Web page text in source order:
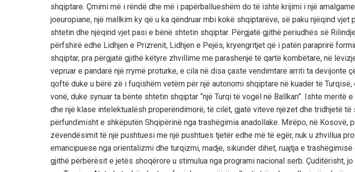
shqiptare. Çmimi më i rëndë dhe më i papërballueshëm do të ishte krijimi i një
joeuropiane, një mallkim ky që u ka qëndruar mbi kokë shqiptarëve, së paku njëqind vjet
shtetin dhe njëqind vjet pasi e bënë shtetin shqiptar. Përgjatë gjithë periudhës së
përfshirë edhe Lidhjen e Prizrenit, Lidhjen e Pejës, kryengritjet që i patën paraprirë
shqiptar, pra përgjatë gjithë këtyre zhvillime me parashenjë të qartë kombëtare, në
vepruar e pandarë një rrymë proturke, e cila në disa çaste vendimtare arriti ta devijonte
qoftë duke u bërë zë i fuqishëm vetëm për një autonomi shqiptare në kuadër të
vonë, duke synuar ta bënte shtetin shqiptar “një Turqi të vogël në Ballkan”. Ishte meritë
dhe një klase intelektualësh properëndimorë, të cilët, gjatë viteve njëzet dhe tridhjetë të
përfundimisht e shkëputën Shqipërinë nga trashëgimia anadollake. Mirëpo, në Kosovë,
zëvendësimit të një pushtuesi me një pushtues tjetër edhe më të egër, nuk u zhvillua
emancipuese nga orientalizmi dhe turqizmi, madje, sikundër dihet, ruajtja e trashëgimisë
gjithë përbërësit e jetës shoqërore u stimulua nga programi nacional serb. Çuditërisht, jo